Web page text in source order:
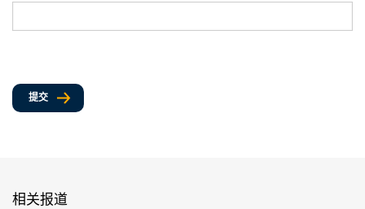
提交
相关报道